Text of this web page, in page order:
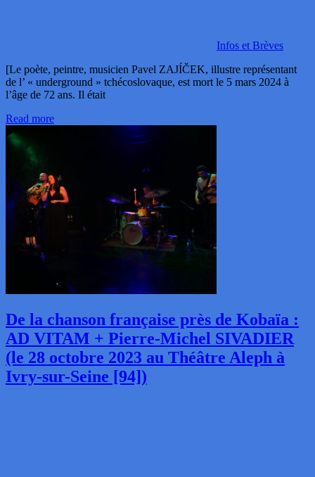
Infos et Brèves
[Le poète, peintre, musicien Pavel ZAJÍČEK, illustre représentant
de l’ « underground » tchécoslovaque, est mort le 5 mars 2024 à
l’âge de 72 ans. Il était
Read more
De la chanson française près de Kobaïa :
AD VITAM + Pierre-Michel SIVADIER
(le 28 octobre 2023 au Théâtre Aleph à
Ivry-sur-Seine [94])